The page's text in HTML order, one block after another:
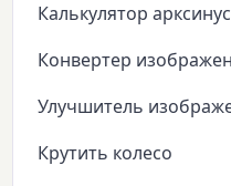
Калькулятор
Конвертер
Улучшитель
Крутить колесо